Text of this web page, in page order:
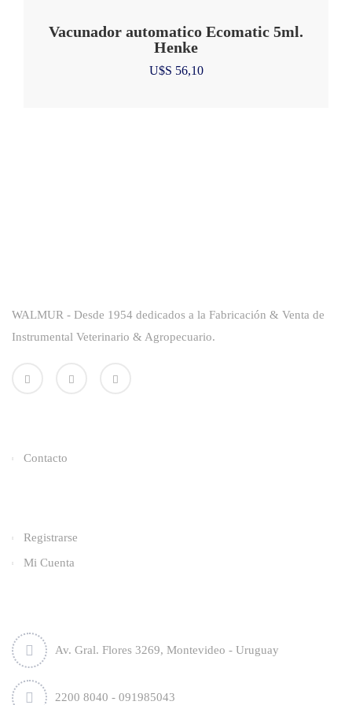
Vacunador automatico Ecomatic 5ml.
Henke
U$S 56,10
WALMUR - Desde 1954 dedicados a la Fabricación & Venta de
Instrumental Veterinario & Agropecuario.
Contacto
Registrarse
Mi Cuenta
Av. Gral. Flores 3269, Montevideo - Uruguay
2200 8040 - 091985043